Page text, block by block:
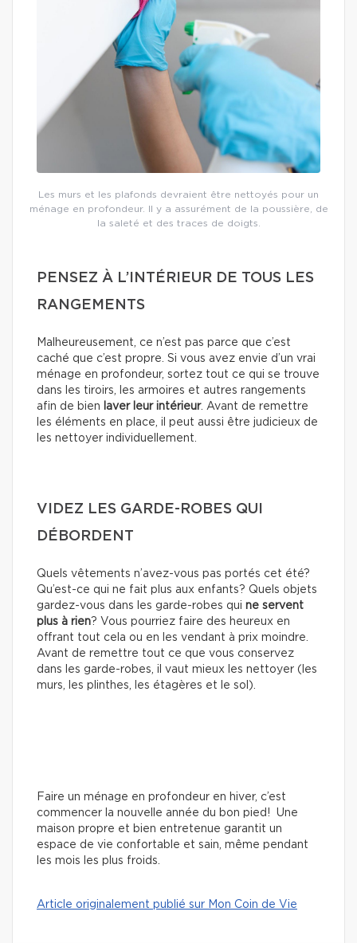
Les murs et les plafonds devraient être nettoyés pour un
ménage en profondeur. Il y a assurément de la poussière, de
la saleté et des traces de doigts.
PENSEZ À L’INTÉRIEUR DE TOUS LES
RANGEMENTS
Malheureusement, ce n’est pas parce que c’est
caché que c’est propre. Si vous avez envie d’un vrai
ménage en profondeur, sortez tout ce qui se trouve
dans les tiroirs, les armoires et autres rangements
afin de bien
laver leur intérieur. Avant de remettre
les éléments en place, il peut aussi être judicieux de
les nettoyer individuellement.
VIDEZ LES GARDE-ROBES QUI
DÉBORDENT
Quels vêtements n’avez-vous pas portés cet été?
Qu’est-ce qui ne fait plus aux enfants? Quels objets
gardez-vous dans les garde-robes qui ne servent
plus à rien? Vous pourriez faire des heureux en
offrant tout cela ou en les vendant à prix moindre.
Avant de remettre tout ce que vous conservez
dans les garde-robes, il vaut mieux les nettoyer (les
murs, les plinthes, les étagères et le sol).
Faire un ménage en profondeur en hiver, c’est
commencer la nouvelle année du bon pied! Une
maison propre et bien entretenue garantit un
espace de vie confortable et sain, même pendant
les mois les plus froids.
Article originalement publié sur Mon Coin de Vie